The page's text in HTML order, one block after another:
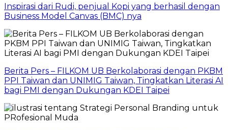
Inspirasi dari Rudi, penjual Kopi yang berhasil dengan
Business Model Canvas (BMC) nya
Berita Pers – FILKOM UB Berkolaborasi dengan PKBM
PPI Taiwan dan UNIMIG Taiwan, Tingkatkan Literasi AI
bagi PMI dengan Dukungan KDEI Taipei